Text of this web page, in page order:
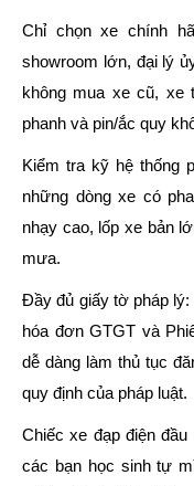
Chỉ chọn xe chính
showroom lớn, đại lý
không mua xe cũ, xe
phanh và pin/ắc quy
Kiểm tra kỹ hệ thống
những dòng xe có
nhạy cao, lốp xe bản
mưa.
Đầy đủ giấy tờ pháp lý:
hóa đơn GTGT và
dễ dàng làm thủ tục
quy định của pháp luật.
Chiếc xe đạp điện
các bạn học sinh tự